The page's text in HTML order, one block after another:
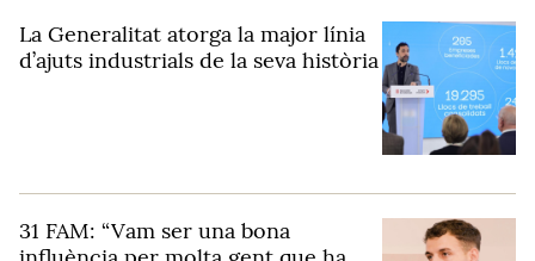
La Generalitat atorga la major línia
d’ajuts industrials de la seva història
31 FAM: “Vam ser una bona